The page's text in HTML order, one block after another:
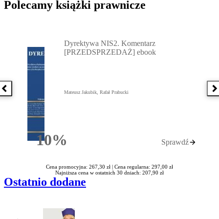
Polecamy książki prawnicze
Poprzednia książka
10%Rabatu
Dyrektywa NIS2. Komentarz
[PRZEDSPRZEDAŻ] ebook
Mateusz Jakubik, Rafał Prabucki
Sprawdź
Cena promocyjna: 267,30 zł | Cena regularna: 297,00 zł
Najniższa cena w ostatnich 30 dniach: 207,90 zł
Ostatnio dodane